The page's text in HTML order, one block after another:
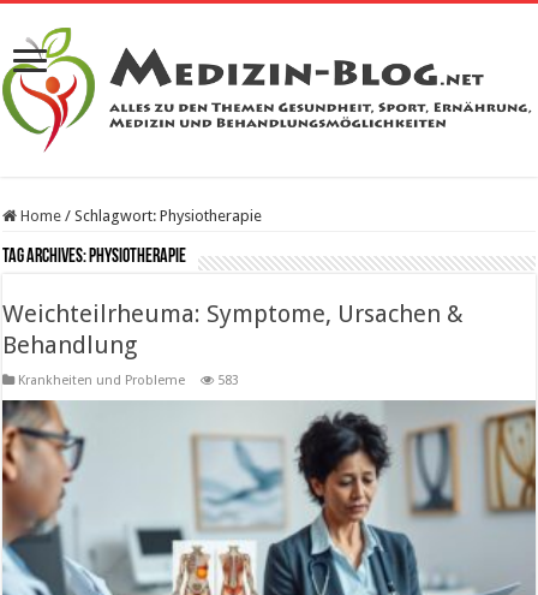
Home / Schlagwort:Physiotherapie
Tag Archives:Physiotherapie
Weichteilrheuma: Symptome, Ursachen &
Behandlung
Krankheiten und Probleme 583